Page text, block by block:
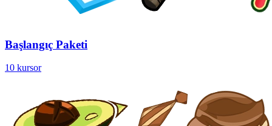
Başlangıç Paketi
10 kursor